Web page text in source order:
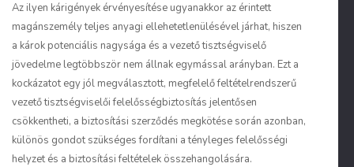
Az ilyen kárigények érvényesítése ugyanakkor az érintett
magánszemély teljes anyagi ellehetetlenülésével járhat, hiszen
a károk potenciális nagysága és a vezető tisztségviselő
jövedelme legtöbbször nem állnak egymással arányban. Ezt a
kockázatot egy jól megválasztott, megfelelő feltételrendszerű
vezető tisztségviselői felelősségbiztosítás jelentősen
csökkentheti, a biztosítási szerződés megkötése során azonban,
különös gondot szükséges fordítani a tényleges felelősségi
helyzet és a biztosítási feltételek összehangolására.